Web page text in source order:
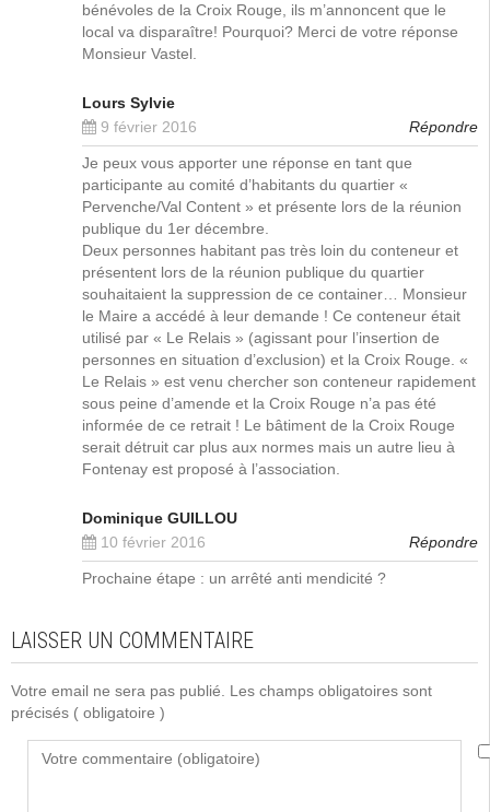
bénévoles de la Croix Rouge, ils m’annoncent que le
local va disparaître! Pourquoi? Merci de votre réponse
Monsieur Vastel.
Lours Sylvie
9 février 2016
Répondre
Je peux vous apporter une réponse en tant que
participante au comité d’habitants du quartier «
Pervenche/Val Content » et présente lors de la réunion
publique du 1er décembre.
Deux personnes habitant pas très loin du conteneur et
présentent lors de la réunion publique du quartier
souhaitaient la suppression de ce container… Monsieur
le Maire a accédé à leur demande ! Ce conteneur était
utilisé par « Le Relais » (agissant pour l’insertion de
personnes en situation d’exclusion) et la Croix Rouge. «
Le Relais » est venu chercher son conteneur rapidement
sous peine d’amende et la Croix Rouge n’a pas été
informée de ce retrait ! Le bâtiment de la Croix Rouge
serait détruit car plus aux normes mais un autre lieu à
Fontenay est proposé à l’association.
Dominique GUILLOU
10 février 2016
Répondre
Prochaine étape : un arrêté anti mendicité ?
LAISSER UN COMMENTAIRE
Votre email ne sera pas publié. Les champs obligatoires sont
précisés ( obligatoire )